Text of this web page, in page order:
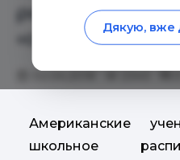
расписание
«сов»
02.04.2018 2343
Американские
школьное
Дякую, вже